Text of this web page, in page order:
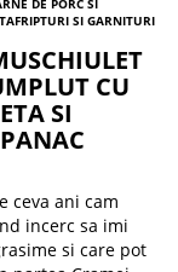
DE PORC SI
FRIPTURI SI GARNITURI
CU
SI
ceva ani cam
incerc sa imi
si care pot